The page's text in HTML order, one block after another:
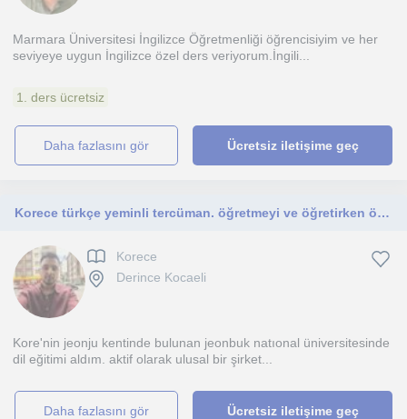
Marmara Üniversitesi İngilizce Öğretmenliği öğrencisiyim ve her
seviyeye uygun İngilizce özel ders veriyorum.İngili...
1. ders ücretsiz
daha fazlasını gör Ücretsiz iletişime geç
Korece türkçe yeminli tercüman. öğretmeyi ve öğretirken öğrenmeyi seven
Korece
Derince Kocaeli
Kore'nin jeonju kentinde bulunan jeonbuk natıonal üniversitesinde
dil eğitimi aldım. aktif olarak ulusal bir şirket...
daha fazlasını gör Ücretsiz iletişime geç